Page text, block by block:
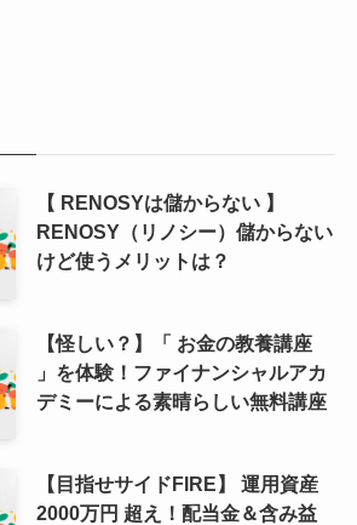
【 RENOSYは儲からない 】
RENOSY（リノシー）儲からない
けど使うメリットは？
【怪しい？】「 お金の教養講座
」を体験！ファイナンシャルアカ
デミーによる素晴らしい無料講座
【目指せサイドFIRE】 運用資産
2000万円 超え！配当金＆含み益